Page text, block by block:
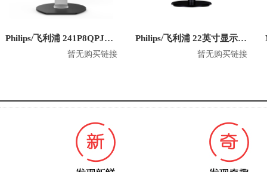
Philips/飞利浦 241P8QPJEB 23.8英寸 1080P显示器
暂无购买链接
Philips/飞利浦 22英寸显示器 220V4LSB
暂无购买链接